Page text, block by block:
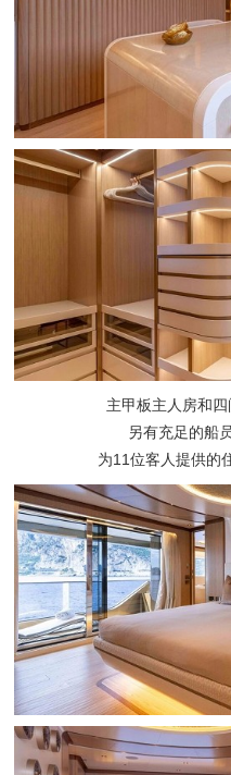
主甲板主人房和
另有充足的船
为11位客人提供的